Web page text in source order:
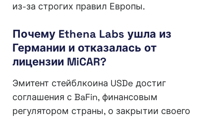
из-за строгих правил Европы.
Почему Ethena Labs ушла из
Германии и отказалась от
лицензии MiCAR?
Эмитент стейблкоина USDe достиг
соглашения с BaFin, финансовым
регулятором страны, о закрытии своего